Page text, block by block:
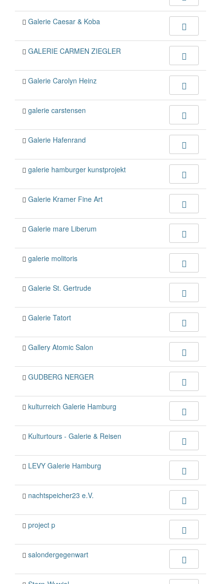
Galerie Caesar & Koba
GALERIE CARMEN ZIEGLER
Galerie Carolyn Heinz
galerie carstensen
Galerie Hafenrand
galerie hamburger kunstprojekt
Galerie Kramer Fine Art
Galerie mare Liberum
galerie molitoris
Galerie St. Gertrude
Galerie Tatort
Gallery Atomic Salon
GUDBERG NERGER
kulturreich Galerie Hamburg
Kulturtours - Galerie & Reisen
LEVY Galerie Hamburg
nachtspeicher23 e.V.
project p
salondergegenwart